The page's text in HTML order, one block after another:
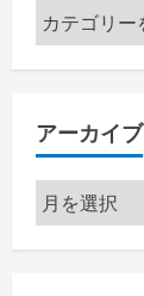
カ
テ
ー
アーカイブ
ア
ー